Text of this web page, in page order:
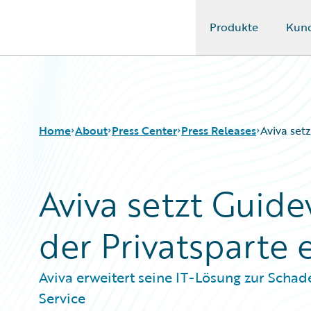
Produkte
Home About Press Center Press Releases Aviva
Aviva setzt
der Privatsparte
Aviva erweitert seine IT-Lösung zur
Service